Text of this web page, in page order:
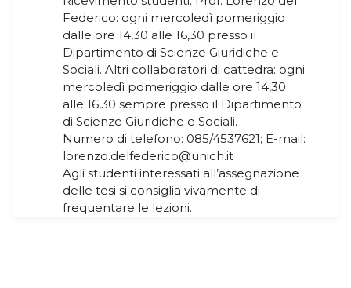
Federico: ogni mercoledì pomeriggio
dalle ore 14,30 alle 16,30 presso il
Dipartimento di Scienze Giuridiche e
Sociali. Altri collaboratori di cattedra: ogni
mercoledì pomeriggio dalle ore 14,30
alle 16,30 sempre presso il Dipartimento
di Scienze Giuridiche e Sociali.
Numero di telefono: 085/4537621; E-mail:
lorenzo.delfederico@unich.it
Agli studenti interessati all’assegnazione
delle tesi si consiglia vivamente di
frequentare le lezioni.